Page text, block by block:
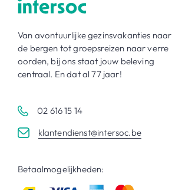
Van avontuurlijke gezinsvakanties naar
de bergen tot groepsreizen naar verre
oorden, bij ons staat jouw beleving
centraal. En dat al 77 jaar!
02 616 15 14
klantendienst@intersoc.be
Betaalmogelijkheden: